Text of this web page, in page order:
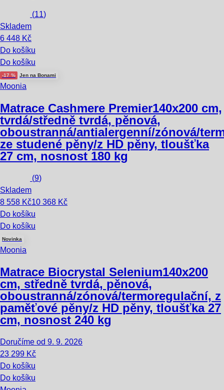
(11)
Skladem
6 448 Kč
Do košíku
Do košíku
-17 % Jen na Bonami
Moonia
Matrace Cashmere Premier140x200 cm,
tvrdá/středně tvrdá, pěnová,
oboustranná/antialergenní/zónová/
ze studené pěny/z HD pěny, tloušťka
27 cm, nosnost 180 kg
(9)
Skladem
8 558 Kč10 368 Kč
Do košíku
Do košíku
Novinka
Moonia
Matrace Biocrystal Selenium140x200
cm, středně tvrdá, pěnová,
oboustranná/zónová/termoregulační, z
paměťové pěny/z HD pěny, tloušťka 27
cm, nosnost 240 kg
Doručíme od 9. 9. 2026
23 299 Kč
Do košíku
Do košíku